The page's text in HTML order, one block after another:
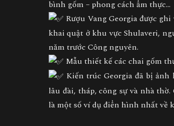
bình gốm – phong cách ẩm thực…
Rượu Vang Georgia được
khai quật ở khu vực Shulaveri,
năm trước Công nguyên.
Mẫu thiết kế các chai gốm
Kiến trúc Georgia đã bị
lâu đài, tháp, công sự và nhà
là một số ví dụ điển hình nhất về